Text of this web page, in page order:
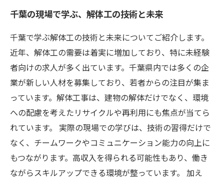
千葉の現場で学ぶ、解体工の技術と未来
千葉で学ぶ解体工の技術と未来についてご紹介します。
近年、解体工の需要は着実に増加しており、特に未経験
者向けの求人が多く出ています。千葉県内では多くの企
業が新しい人材を募集しており、若者からの注目が集ま
っています。解体工事は、建物の解体だけでなく、環境
への配慮を考えたリサイクルや再利用にも焦点が当てら
れています。 実際の現場での学びは、技術の習得だけで
なく、チームワークやコミュニケーション能力の向上に
もつながります。高収入を得られる可能性もあり、働き
ながらスキルアップできる環境が整っています。 加え